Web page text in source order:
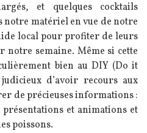
et quelques cocktails
notre matériel en vue de notre
local pour profiter de leurs
notre semaine. Même si cette
bien au DIY (Do it
d’avoir recours aux
de précieuses informations :
et animations et
poissons.